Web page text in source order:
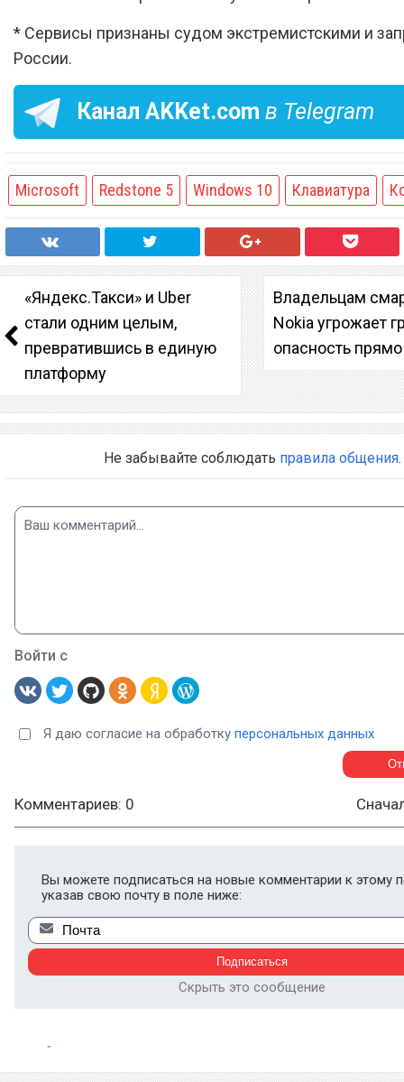
* Сервисы признаны судом экстремистскими и
России.
Канал AKKet.com в Telegram
Microsoft Redstone 5 Windows 10 Клавиатура
«Яндекс.Такси» и Uber
стали одним целым,
превратившись в единую
платформу
Владельцам
Nokia угрожает
опасность
Не забывайте соблюдать правила общения.
Войти с
Я даю согласие на обработку персональных данных
Комментариев: 0
Вы можете подписаться на новые комментарии к этому
указав свою почту в поле ниже:
Скрыть это сообщение